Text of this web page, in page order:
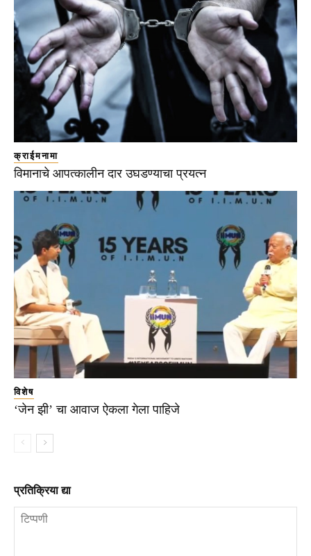
क्राईमनामा
विमानाचे आपत्कालीन दार उघडण्याचा प्रयत्न
विशेष
‘जेन झी’ चा आवाज ऐकला गेला पाहिजे
प्रतिक्रिया द्या